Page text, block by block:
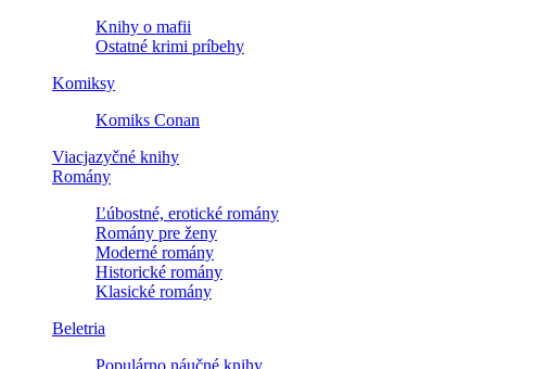
Knihy o mafii
Ostatné krimi príbehy
Komiksy
Komiks Conan
Viacjazyčné knihy
Romány
Ľúbostné, erotické romány
Romány pre ženy
Moderné romány
Historické romány
Klasické romány
Beletria
Populárno náučné knihy